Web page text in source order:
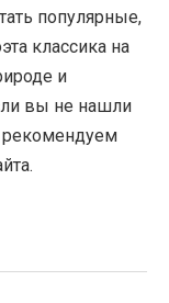
популярные,
классика на
и
вы не нашли
рекомендуем